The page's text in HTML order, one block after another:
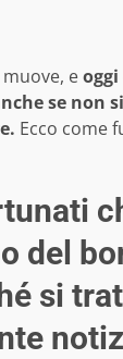
eoggi
se non
Ecco come
del
si